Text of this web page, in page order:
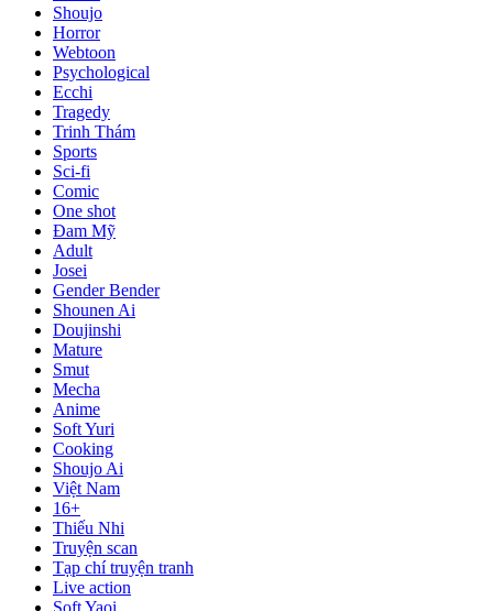
Shoujo
Horror
Webtoon
Psychological
Ecchi
Tragedy
Trinh Thám
Sports
Sci-fi
Comic
One shot
Đam Mỹ
Adult
Josei
Gender Bender
Shounen Ai
Doujinshi
Mature
Smut
Mecha
Anime
Soft Yuri
Cooking
Shoujo Ai
Việt Nam
16+
Thiếu Nhi
Truyện scan
Tạp chí truyện tranh
Live action
Soft Yaoi